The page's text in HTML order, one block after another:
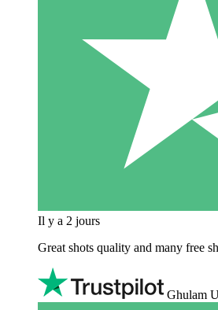
Il y a 2 jours
Great shots quality and many free
Ghulam